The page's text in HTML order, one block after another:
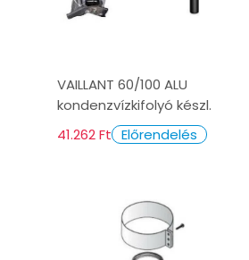
VAILLANT 60/100 ALU
kondenzvízkifolyó készl.
41.262 Ft Előrendelés